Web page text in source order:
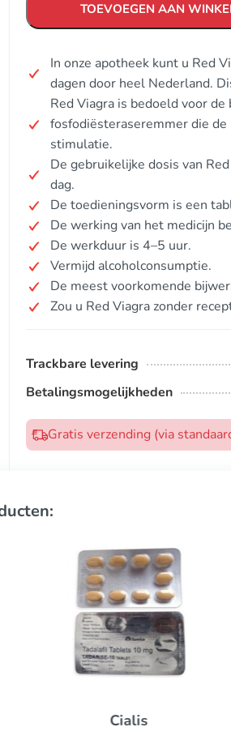
TOEVOEGEN AAN
In onze apotheek kunt u Red
dagen door heel Nederland.
Red Viagra is bedoeld voor
fosfodiësteraseremmer die
stimulatie.
De gebruikelijke dosis van
dag.
De toedieningsvorm is een
De werking van het medicijn
De werkduur is 4–5 uur.
Vermijd alcoholconsumptie.
De meest voorkomende
Zou u Red Viagra zonder
Trackbare levering
Betalingsmogelijkheden
Gratis verzending (via